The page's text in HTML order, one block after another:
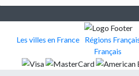
Les villes en France Régions
Français